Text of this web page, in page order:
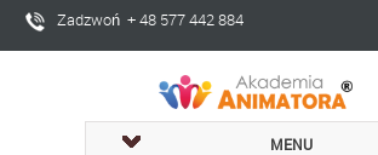
Zadzwoń + 48 577 442 884
MENU